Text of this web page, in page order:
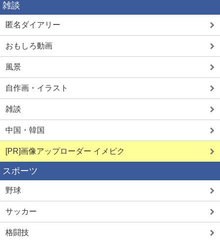
雑談
匿名ダイアリー
おもしろ動画
風景
自作画・イラスト
雑談
中国・韓国
[PR]画像アップローダー イメピク
スポーツ
野球
サッカー
格闘技